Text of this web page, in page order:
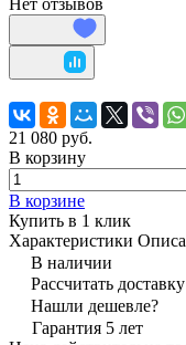
21 080 руб.
В корзину
В корзине
Купить в 1 клик
Характеристики
В наличии
Рассчитать доставку
Нашли дешевле?
Гарантия 5 лет